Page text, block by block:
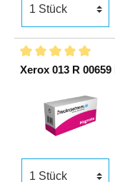
Xerox 013 R